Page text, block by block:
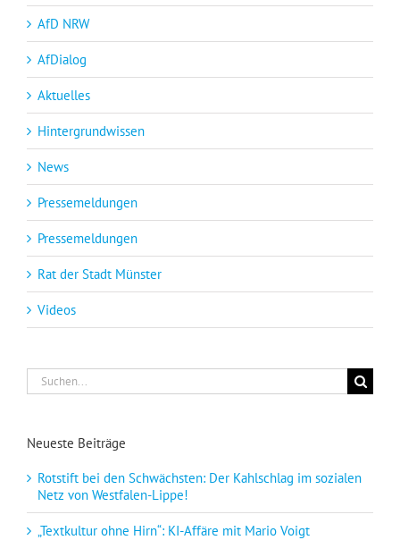
AfD NRW
AfDialog
Aktuelles
Hintergrundwissen
News
Pressemeldungen
Pressemeldungen
Rat der Stadt Münster
Videos
Suche
nach:
Neueste Beiträge
Rotstift bei den Schwächsten: Der Kahlschlag im sozialen
Netz von Westfalen-Lippe!
„Textkultur ohne Hirn“: KI-Affäre mit Mario Voigt